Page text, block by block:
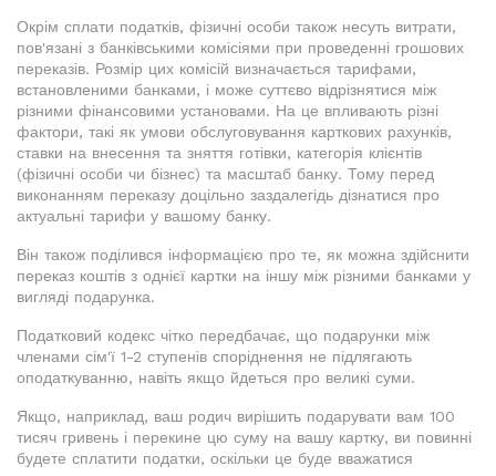
Окрім сплати податків, фізичні особи також несуть витрати,
пов'язані з банківськими комісіями при проведенні грошових
переказів. Розмір цих комісій визначається тарифами,
встановленими банками, і може суттєво відрізнятися між
різними фінансовими установами. На це впливають різні
фактори, такі як умови обслуговування карткових рахунків,
ставки на внесення та зняття готівки, категорія клієнтів
(фізичні особи чи бізнес) та масштаб банку. Тому перед
виконанням переказу доцільно заздалегідь дізнатися про
актуальні тарифи у вашому банку.
Він також поділився інформацією про те, як можна здійснити
переказ коштів з однієї картки на іншу між різними банками у
вигляді подарунка.
Податковий кодекс чітко передбачає, що подарунки між
членами сім'ї 1-2 ступенів споріднення не підлягають
оподаткуванню, навіть якщо йдеться про великі суми.
Якщо, наприклад, ваш родич вирішить подарувати вам 100
тисяч гривень і перекине цю суму на вашу картку, ви повинні
будете сплатити податки, оскільки це буде вважатися